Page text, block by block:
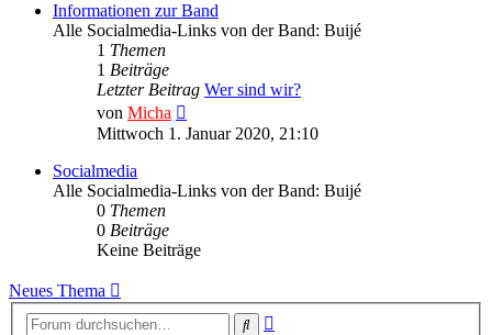
Informationen zur Band
Alle Socialmedia-Links von der Band: Buijé
1 Themen
1 Beiträge
Letzter Beitrag Wer sind wir?
von Micha
Beitrag
Mittwoch 1. Januar 2020, 21:10
Socialmedia
Alle Socialmedia-Links von der Band: Buijé
0 Themen
0 Beiträge
Keine Beiträge
Neues Thema
Suche